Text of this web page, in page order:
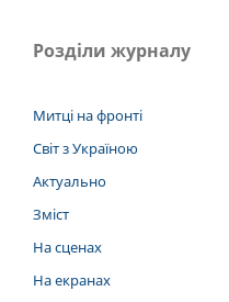
Розділи журналу
Митці на фронті
Світ з Україною
Актуально
Зміст
На сценах
На екранах